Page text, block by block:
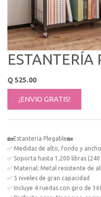
ESTANTERÍA
Q 525.00
¡ENVIO GRATIS!
🏡Estantería Plegable🏡
✅ Medidas de alto, fondo y
✅ Soporta hasta 1,200 libras
✅ Material: Metal resistente de
✅ 5 niveles de gran capacidad
✅ Incluye 4 ruedas con giro de